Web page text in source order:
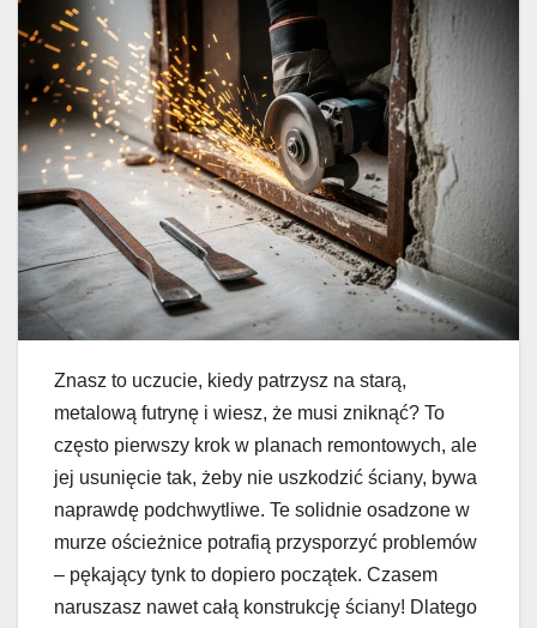
Znasz to uczucie, kiedy patrzysz na starą,
metalową futrynę i wiesz, że musi zniknąć? To
często pierwszy krok w planach remontowych, ale
jej usunięcie tak, żeby nie uszkodzić ściany, bywa
naprawdę podchwytliwe. Te solidnie osadzone w
murze ościeżnice potrafią przysporzyć problemów
– pękający tynk to dopiero początek. Czasem
naruszasz nawet całą konstrukcję ściany! Dlatego